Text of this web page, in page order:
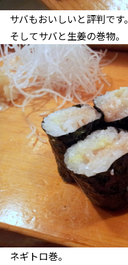
サバもおいしいと評判です。
そしてサバと生姜の巻物。
ネギトロ巻。